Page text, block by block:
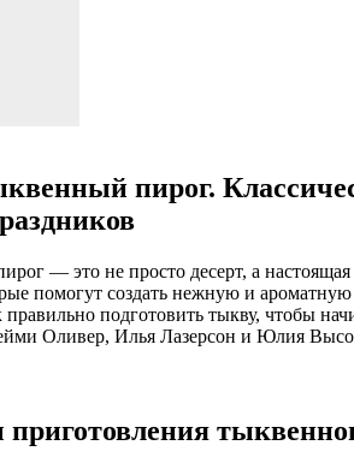
пирог.
— это не просто десерт, а
помогут создать нежную и
подготовить тыкву, чтобы
Оливер, Илья Лазерсон и Юлия